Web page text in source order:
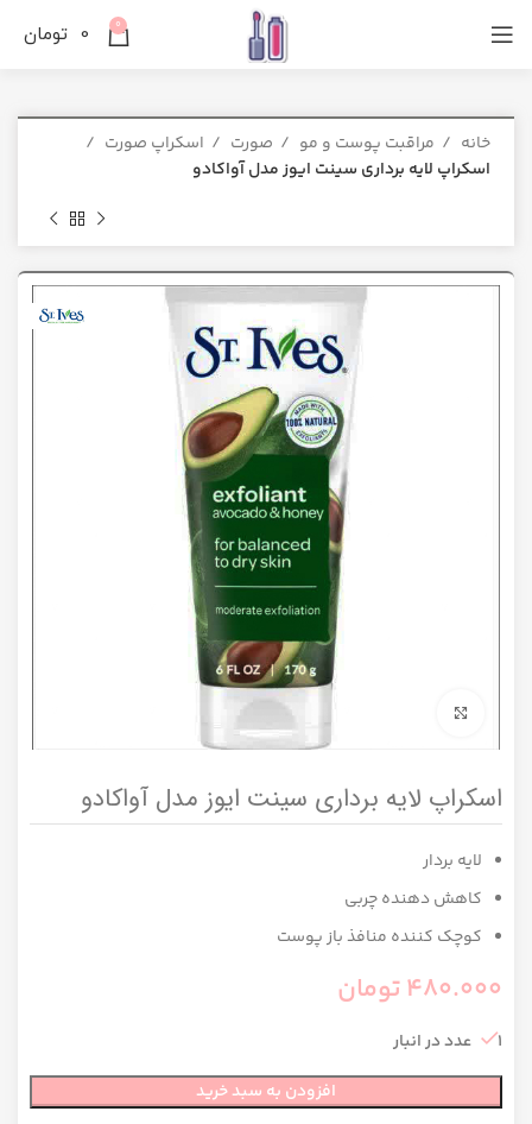
0
0 تومان
خانه مراقبت پوست و مو صورت
اسکراپ صورت
اسکراپ لایه برداری سینت ایوز مدل آواکادو
برای بزرگنمایی کلیک کنید
اسکراپ لایه برداری سینت ایوز مدل آواکادو
لایه بردار
کاهش دهنده چربی
کوچک کننده منافذ باز پوست
480.000تومان
1 عدد در انبار
افزودن به سبد خرید